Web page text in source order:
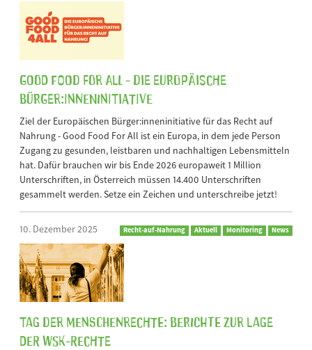
GOOD FOOD FOR ALL - Die Europäische
Bürger:inneninitiative
Ziel der Europäischen Bürger:inneninitiative für das Recht auf
Nahrung - Good Food For All ist ein Europa, in dem jede Person
Zugang zu gesunden, leistbaren und nachhaltigen Lebensmitteln
hat. Dafür brauchen wir bis Ende 2026 europaweit 1 Million
Unterschriften, in Österreich müssen 14.400 Unterschriften
gesammelt werden. Setze ein Zeichen und unterschreibe jetzt!
10. Dezember 2025 Recht-auf-Nahrung Aktuell Monitoring News
Tag der Menschenrechte: Berichte zur Lage
der WSK-Rechte